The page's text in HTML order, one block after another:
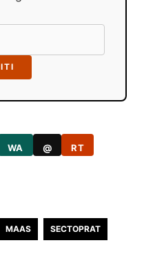
WA @ RT
MAAS SECTOPRAT